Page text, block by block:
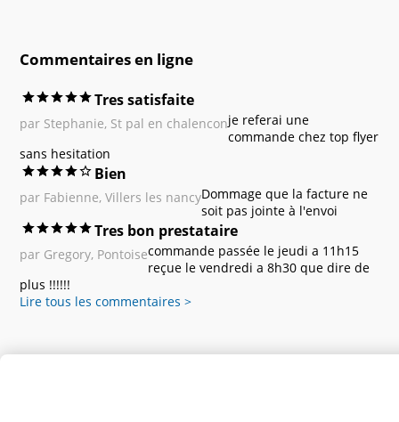
Commentaires en ligne
Tres satisfaite
par Stephanie, St pal en chalenconje referai une
commande chez top flyer
sans hesitation
Bien
par Fabienne, Villers les nancyDommage que la facture ne
soit pas jointe à l'envoi
Tres bon prestataire
par Gregory, Pontoisecommande passée le jeudi a 11h15
reçue le vendredi a 8h30 que dire de
plus !!!!!!
Lire tous les commentaires >